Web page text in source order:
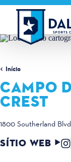
Saltar para o
Início
CAMPO
CREST
1800 Southerland Blvd
SÍTIO WEB